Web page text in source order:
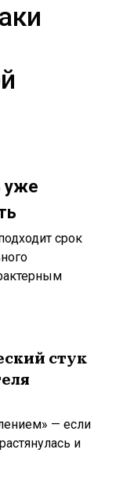
уже
срок
стук
— если
и